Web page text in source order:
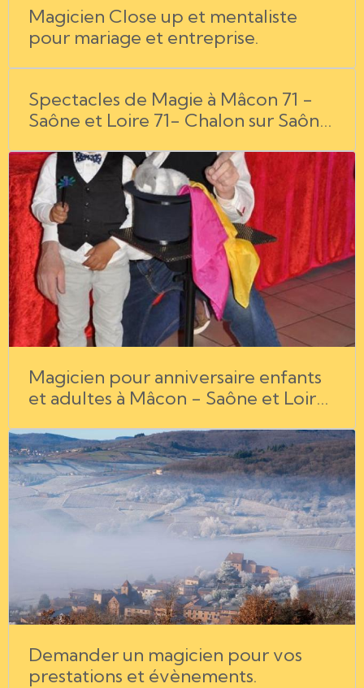
Magicien Close up et mentaliste
pour mariage et entreprise.
Spectacles de Magie à Mâcon 71 -
Saône et Loire 71- Chalon sur Saône
Rhône Alpes 69 - Jura 39
Magicien pour anniversaire enfants
et adultes à Mâcon - Saône et Loire
Saône - Rhône - Jura.
Demander un magicien pour vos
prestations et évènements.